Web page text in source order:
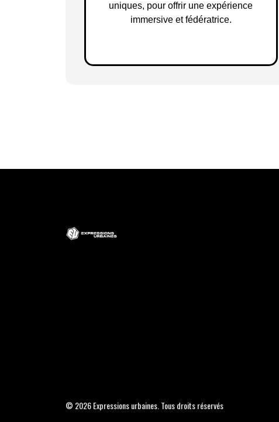
uniques, pour offrir une expérience
immersive et fédératrice.
© 2026 Expressions urbaines. Tous droits réservés